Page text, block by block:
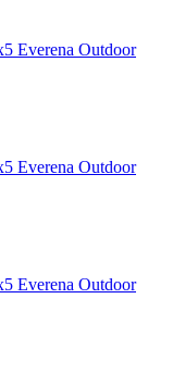
Everena Outdoor
Everena Outdoor
Everena Outdoor